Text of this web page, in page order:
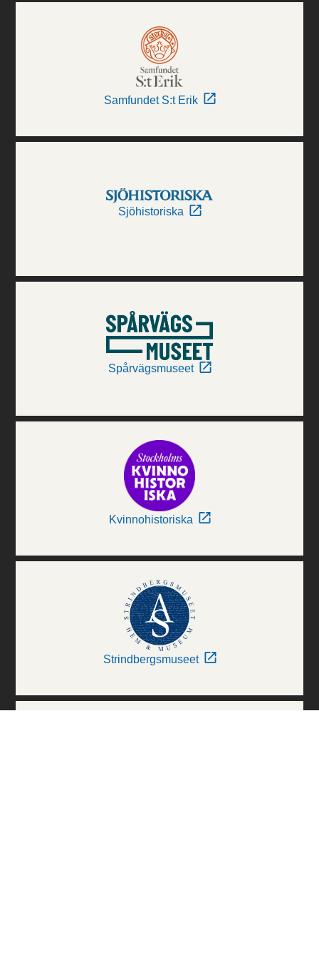
Samfundet S:t Erik
Sjöhistoriska
Spårvägsmuseet
Kvinnohistoriska
Strindbergsmuseet